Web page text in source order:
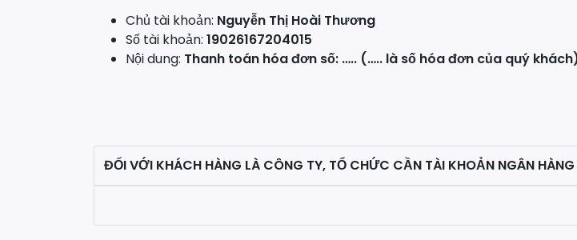
Chủ tài khoản: Nguyễn Thị Hoài Thương
Số tài khoản: 19026167204015
Nội dung: Thanh toán hóa đơn số: ….. (….. là số hóa đơn của quý
ĐỐI VỚI KHÁCH HÀNG LÀ CÔNG TY, TỔ CHỨC CẦN TÀI KHOẢN NGÂN